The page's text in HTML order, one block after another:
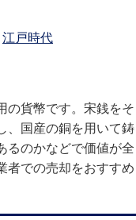
江戸時代
の貨幣です。宋銭をそ
、国産の銅を用いて鋳
るのかなどで価値が全
者での売却をおすすめ